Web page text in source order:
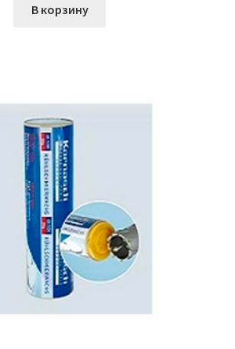
В корзину